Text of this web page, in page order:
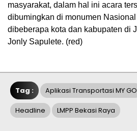
masyarakat, dalam hal ini acara
dibumingkan di monumen
dibeberapa kota dan kabupaten di
Jonly Sapulete. (red)
Tag : Aplikasi Transportasi MY GO
Headline LMPP Bekasi Raya